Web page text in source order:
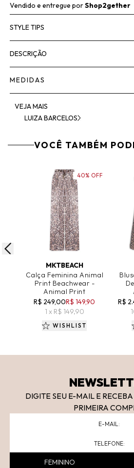
Vendido e entregue porShop2gether
STYLE TIPS
DESCRIÇÃO
MEDIDAS
VEJA MAIS
LUIZA BARCELOS
VOCÊ TAMBÉM
ADICIONAR AO CARRINHO
MKTBEACH
Calça Feminina Animal
Print Beachwear -
Animal Print
R$ 249,00R$ 149,90
1 x R$ 149,90
40% OFF
WISHLIST
R$
DIGITE SEU E-MAIL E RECEBA
PRIMEIRA
FEMININO